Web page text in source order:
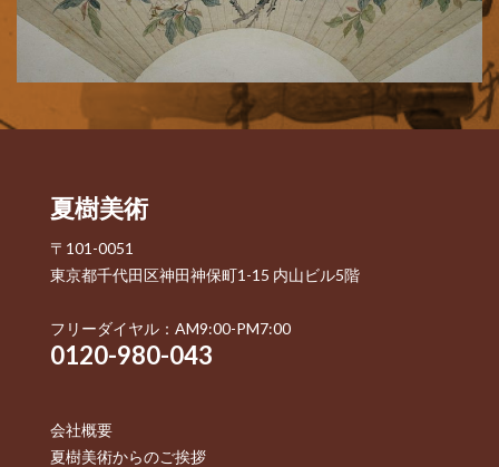
夏樹美術
〒101-0051
東京都千代田区神田神保町1-15 内山ビル5階
フリーダイヤル：AM9:00-PM7:00
0120-980-043
会社概要
夏樹美術からのご挨拶